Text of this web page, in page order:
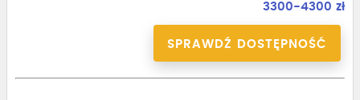
3300-4300 zł
SPRAWDŹ DOSTĘPNOŚĆ